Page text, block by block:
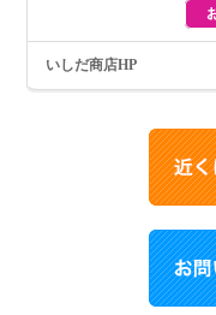
お買
いしだ商店HP